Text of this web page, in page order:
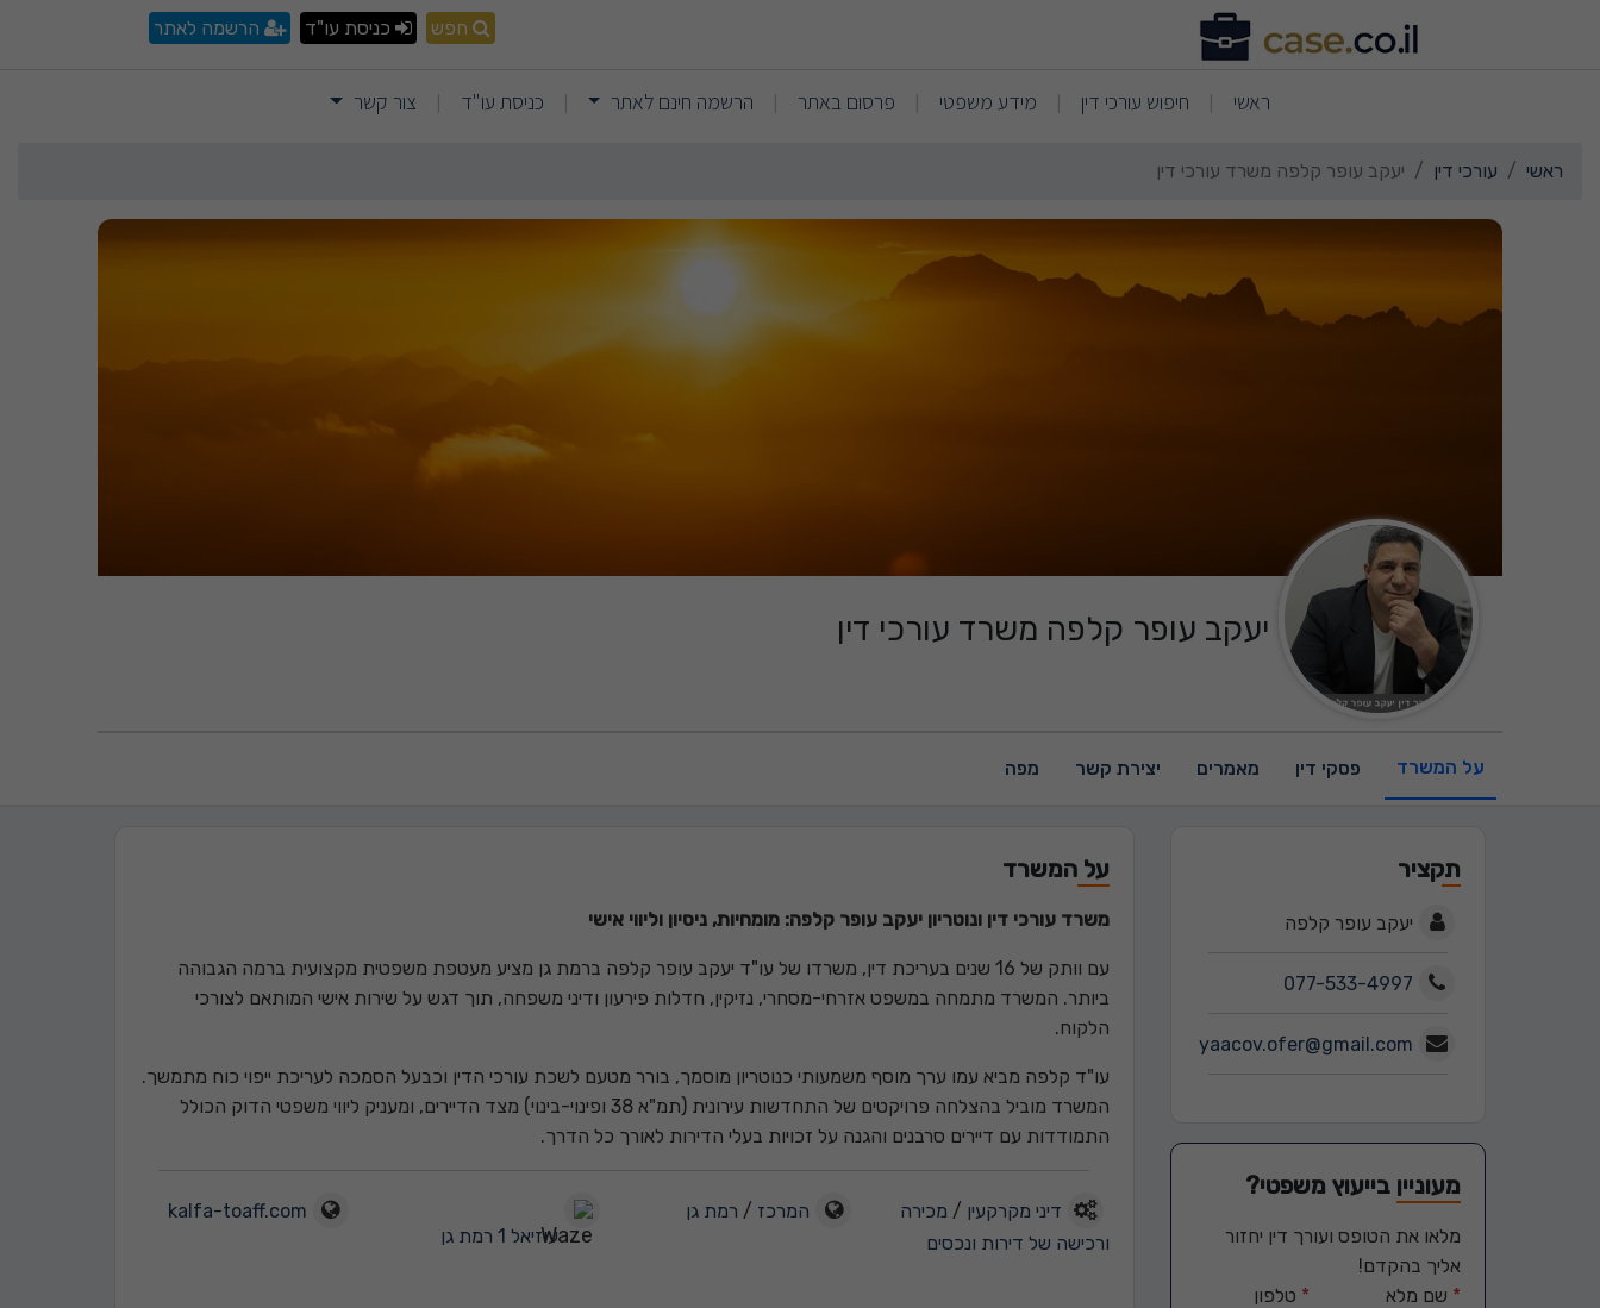
פרטי כרטיס העסק יעקב עופר קלפה משרד עורכי דין חפש כניסת עו"ד הרשמה לאתר
ראשי | חיפוש עורכי דין | מידע משפטי | פרסום באתר | הרשמה חינם לאתר | כניסת עו"ד | צור קשר
ראשי עורכי דין יעקב עופר קלפה משרד עורכי דין
יעקב עופר קלפה משרד עורכי דין
על המשרד פסקי דין מאמרים יצירת קשר מפה
תקציר
יעקב עופר קלפה
077-533-4997
yaacov.ofer@gmail.com
מעוניין בייעוץ משפטי?
מלאו את הטופס ועורך דין יחזור
אליך בהקדם!
* שם מלא * טלפון
על המשרד
משרד עורכי דין ונוטריון יעקב עופר קלפה: מומחיות, ניסיון וליווי אישי
עם וותק של 16 שנים בעריכת דין, משרדו של עו"ד יעקב עופר קלפה ברמת גן מציע מעטפת משפטית מקצועית ברמה הגבוהה
ביותר. המשרד מתמחה במשפט אזרחי-מסחרי, נזיקין, חדלות פירעון ודיני משפחה, תוך דגש על שירות אישי המותאם לצורכי
הלקוח.
עו"ד קלפה מביא עמו ערך מוסף משמעותי כנוטריון מוסמך, בורר מטעם לשכת עורכי הדין וכבעל הסמכה לעריכת ייפוי כוח מתמשך.
המשרד מוביל בהצלחה פרויקטים של התחדשות עירונית (תמ"א 38 ופינוי-בינוי) מצד הדיירים, ומעניק ליווי משפטי הדוק הכולל
התמודדות עם דיירים סרבנים והגנה על זכויות בעלי הדירות לאורך כל הדרך.
דיני מקרקעין / מכירה
ורכישה של דירות ונכסים
המרכז / רמת גן
עוזיאל 1 רמת גן
kalfa-toaff.com